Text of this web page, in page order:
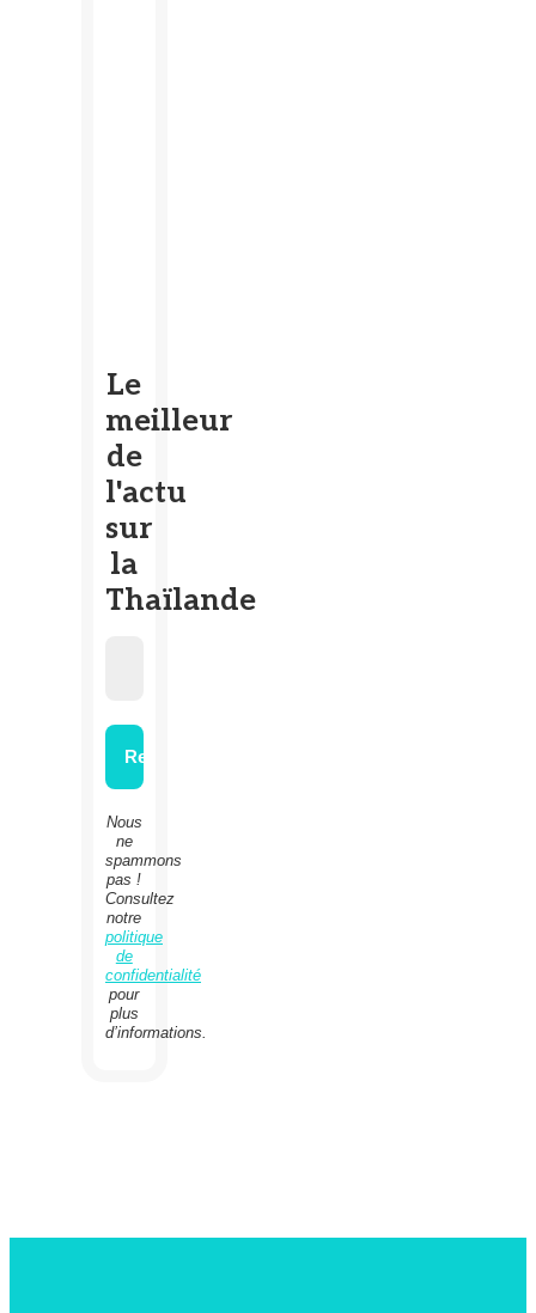
Le
meilleur
de
l'actu
sur
la
Thaïlande
Nous
ne
spammons
pas !
Consultez
notre
politique
de
confidentialité
pour
plus
d’informations.